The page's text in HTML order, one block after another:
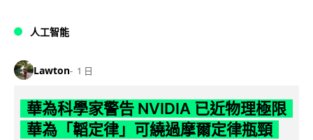
人工智能
Lawton 1 日
華為科學家警告 NVIDIA 已近物理極限
華為「韜定律」可繞過摩爾定律瓶頸